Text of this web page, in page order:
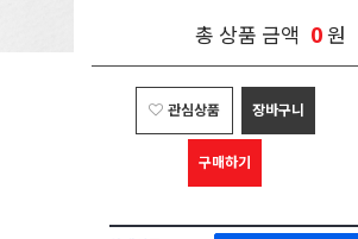
총 상품 금액 0원
관심상품 장바구니
구매하기